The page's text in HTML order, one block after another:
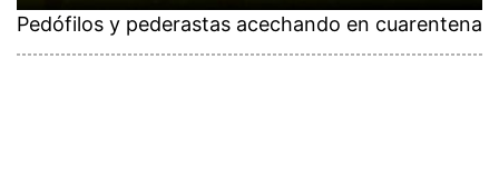
Pedófilos y pederastas acechando en cuarentena